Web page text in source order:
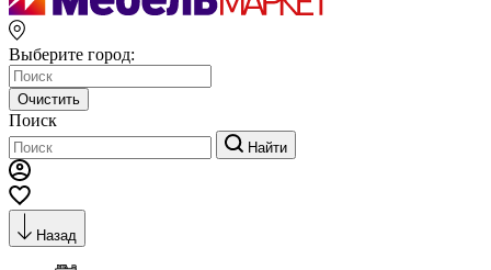
Выберите город:
Очистить
Поиск
Найти
Назад